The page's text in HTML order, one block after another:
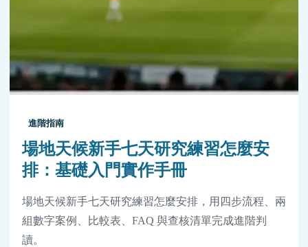
進階指南
場地天候新手七天研究練習怎麼安
排：基礎入門實作手冊
場地天候新手七天研究練習怎麼安排，用四步流程、兩
組數字案例、比較表、FAQ 與查核清單完成進階判
讀。